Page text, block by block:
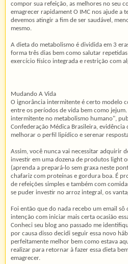
compor sua refeição, as melhores no seu
emagrecer rapidament O IMC nos ajude a
devemos atingir a fim de ser saudável,
mesmo.
A dieta do metabolismo é dividida em 3
forma três dias bem como salutar
exercício físico integrada e restrição com
Mudando A Vida
O ignorância intermitente é certo modelo
entre os períodos de vida bem como
intermitente no metabolismo humano",
Confederação Médica Brasileira,
melhorar o perfil lipídico e serenar
Assim, você nunca vai necessitar adquirir
investir em uma dozena de produtos light
(aprenda a prepará-lo sem graxa neste
chafariz com proteínas e gordura boa. É
de refeições simples e também com
se puder investir no arroz integral, os
Foi então que do nada recebo um email
intenção com iniciar mais certa ocasião
Conheci seu blog ano passado me
por causa disso decidi seguir essa novo
perfeitamente melhor bem como estava
realizar para retornar à fazer essa dieta
emagrecer.